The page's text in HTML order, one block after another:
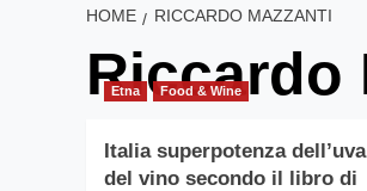
HOME RICCARDO MAZZANTI
Riccardo
Etna Food & Wine
Italia superpotenza
del vino secondo il libro di